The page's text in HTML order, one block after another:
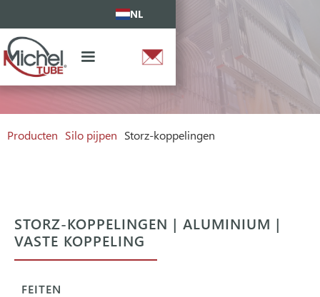
NL
Producten Silo pijpen Storz-koppelingen
STORZ-KOPPELINGEN | ALUMINIUM |
VASTE KOPPELING
FEITEN